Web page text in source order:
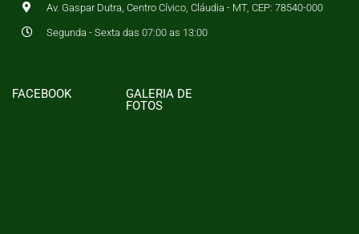
Av. Gaspar Dutra, Centro Cívico, Cláudia - MT, CEP: 78540-000
Segunda - Sexta das 07:00 as 13:00
FACEBOOK
GALERIA DE
FOTOS